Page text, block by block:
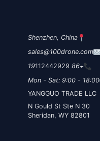
Shenzhen, China
sales@100drone.com
+86 19
112442929
Mon - Sat: 9:00 - 18:00
YANGGUO TRADE LLC
30 N Gould St Ste N
Sheridan, WY 82801